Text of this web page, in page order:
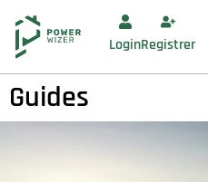
LoginRegistrer
Guides